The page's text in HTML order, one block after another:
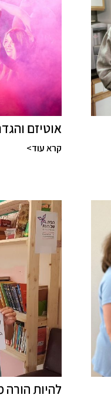
אוטיזם
קרא עוד>
להיות הורה